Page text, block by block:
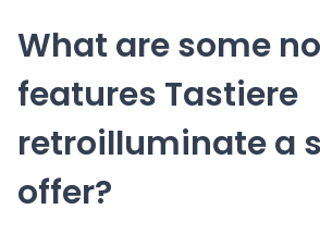
What are some
features Tastiere
retroilluminate a
offer?